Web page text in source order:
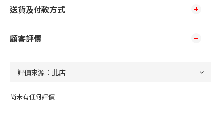
送貨及付款方式
顧客評價
尚未有任何評價